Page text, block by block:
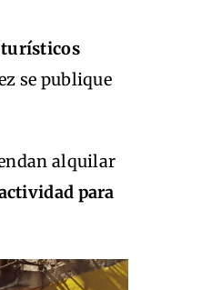
turísticos
se publique
alquilar
para